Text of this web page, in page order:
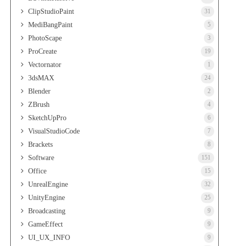
ClipStudioPaint 31
MediBangPaint 5
PhotoScape 3
ProCreate 19
Vectornator 1
3dsMAX 24
Blender 2
ZBrush 4
SketchUpPro 6
VisualStudioCode 7
Brackets 8
Software 151
Office 15
UnrealEngine 32
UnityEngine 25
Broadcasting 9
GameEffect 9
UI_UX_INFO 9